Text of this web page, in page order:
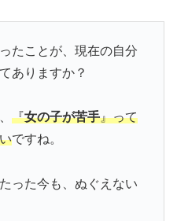
たことが、現在の自分
ありますか？
『女の子が苦手』って
ですね。
った今も、ぬぐえない